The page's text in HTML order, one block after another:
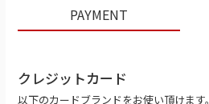
PAYMENT
クレジットカード
以下のカードブランドをお使い頂けます。